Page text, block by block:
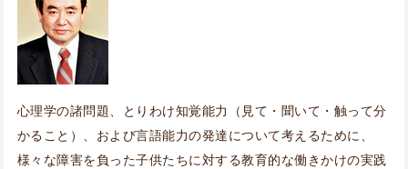
心理学の諸問題、とりわけ知覚能力（見て・聞いて・触って分
かること）、および言語能力の発達について考えるために、
様々な障害を負った子供たちに対する教育的な働きかけの実践